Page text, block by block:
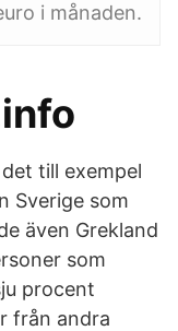
i månaden.
till exempel
Sverige som
även Grekland
som
procent
från andra